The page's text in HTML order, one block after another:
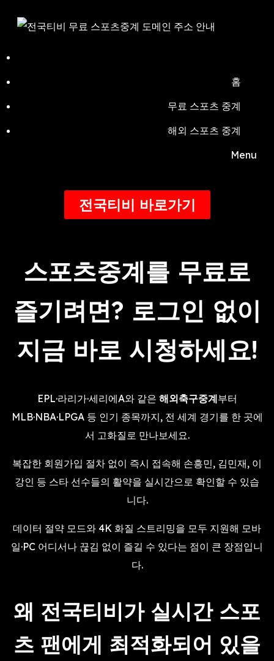
홈
무료 스포츠 중계
해외 스포츠 중계
Menu
전국티비 바로가기
스포츠중계를 무료로
즐기려면? 로그인 없이
지금 바로 시청하세요!
EPL·라리가·세리에A와 같은 해외축구중계부터
MLB·NBA·LPGA 등 인기 종목까지, 전 세계 경기를 한 곳에
서 고화질로 만나보세요.
복잡한 회원가입 절차 없이 즉시 접속해 손흥민, 김민재, 이
강인 등 스타 선수들의 활약을 실시간으로 확인할 수 있습
니다.
데이터 절약 모드와 4K 화질 스트리밍을 모두 지원해 모바
일·PC 어디서나 끊김 없이 즐길 수 있다는 점이 큰 장점입니
다.
왜 전국티비가 실시간 스포
츠 팬에게 최적화되어 있을